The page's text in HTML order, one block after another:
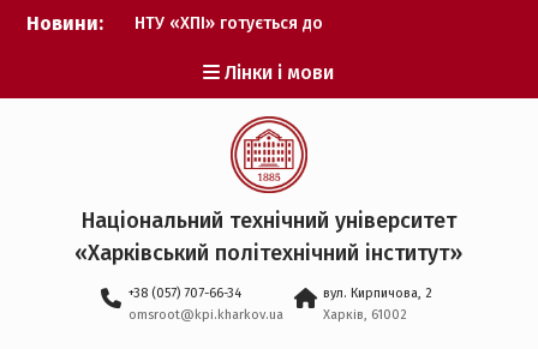
Перейти
Новини:
НТУ «ХПІ» готується до
Музичні таланти ХПІ
запрошуються на
Всеукраїнський
фестиваль «Червона
рута – 2027»
ХПІ уклав угоду про
партнерство з ДержНДІ
технологій кібербезпеки
Головнокомандувачем
Збройних Сил України
Лінки і мови
Національний технічний університет
«Харківський політехнічний iнститут»
+38 (057) 707-66-34
omsroot@kpi.kharkov.ua
вул. Кирпичова, 2
Харків, 61002